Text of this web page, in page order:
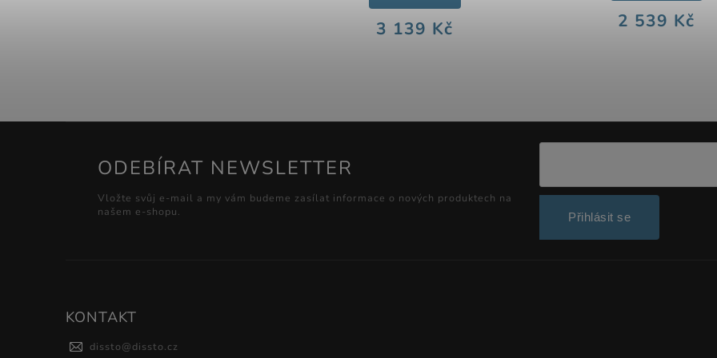
3 139 Kč 2 539 Kč
ODEBÍRAT NEWSLETTER
Vložte svůj e-mail a my vám budeme zasílat informace o nových produktech na
našem e-shopu.
Přihlásit se
KONTAKT
dissto@dissto.cz